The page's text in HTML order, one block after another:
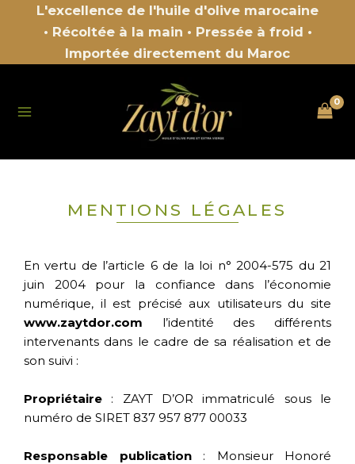
L'excellence de l'huile d'olive marocaine
• Récoltée à la main • Pressée à froid •
Importée directement du Maroc
MENTIONS LÉGALES
En vertu de l’article 6 de la loi n° 2004-575 du 21
juin 2004 pour la confiance dans l’économie
numérique, il est précisé aux utilisateurs du site
www.zaytdor.com l’identité des différents
intervenants dans le cadre de sa réalisation et de
son suivi :
Propriétaire : ZAYT D’OR immatriculé sous le
numéro de SIRET 837 957 877 00033
Responsable publication: Monsieur Honoré